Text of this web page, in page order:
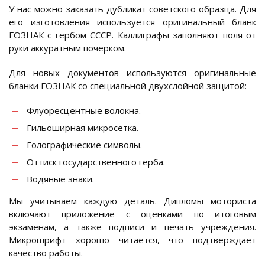
У нас можно заказать дубликат советского образца. Для
его изготовления используется оригинальный бланк
ГОЗНАК с гербом СССР. Каллиграфы заполняют поля от
руки аккуратным почерком.
Для новых документов используются оригинальные
бланки ГОЗНАК со специальной двухслойной защитой:
Флуоресцентные волокна.
Гильоширная микросетка.
Голографические символы.
Оттиск государственного герба.
Водяные знаки.
Мы учитываем каждую деталь. Дипломы моториста
включают приложение с оценками по итоговым
экзаменам, а также подписи и печать учреждения.
Микрошрифт хорошо читается, что подтверждает
качество работы.